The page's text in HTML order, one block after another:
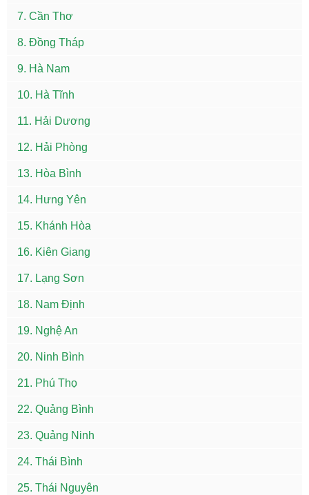
7. Cần Thơ
8. Đồng Tháp
9. Hà Nam
10. Hà Tĩnh
11. Hải Dương
12. Hải Phòng
13. Hòa Bình
14. Hưng Yên
15. Khánh Hòa
16. Kiên Giang
17. Lạng Sơn
18. Nam Định
19. Nghệ An
20. Ninh Bình
21. Phú Thọ
22. Quảng Bình
23. Quảng Ninh
24. Thái Bình
25. Thái Nguyên